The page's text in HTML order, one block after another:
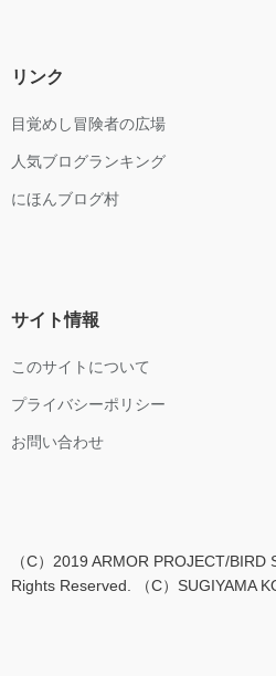
リンク
目覚めし冒険者の広場
人気ブログランキング
にほんブログ村
サイト情報
このサイトについて
プライバシーポリシー
お問い合わせ
（C）2019 ARMOR PROJECT/BIRD
Rights Reserved. （C）SUGIYAMA